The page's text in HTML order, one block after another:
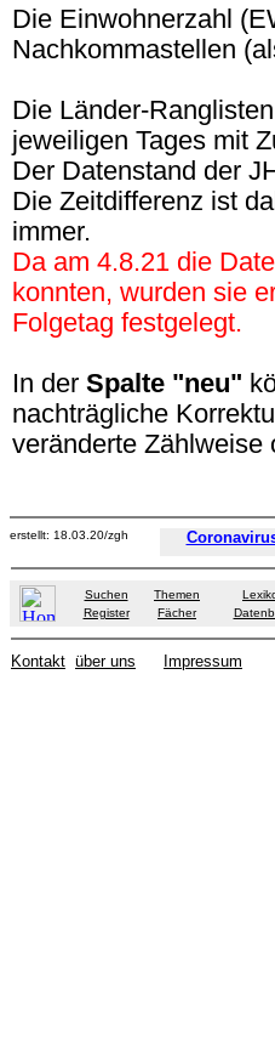
Die Einwohnerzahl
Nachkommastellen
Die Länder-
jeweiligen Tages mit
Der Datenstand der
Die Zeitdifferenz ist
immer.
Da am 4.8.21 die
konnten, wurden sie
Folgetag festgelegt.
In der Spalte "neu"
nachträgliche
veränderte Zählweise
erstellt: 18.03.20/zgh
Suchen Themen
Register
Fächer
Kontakt über uns Impressum